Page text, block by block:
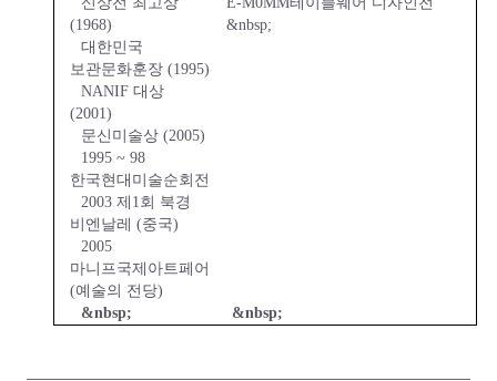
(1968)
대한민국
보관문화훈장(1995)
NANIF대상
(2001)
문신미술상 (2005)
1995 ~ 98
한국현대미술순회전
2003제 1회 북경
비엔날레 (중국)
2005
마니프국제아트페어
(예술의 전당)
&nbsp;
&nbsp; &nbsp;